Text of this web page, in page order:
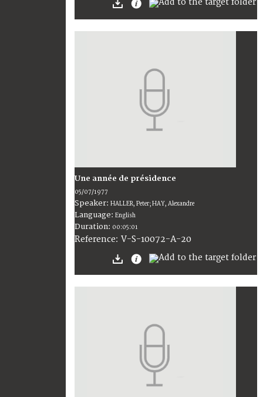
Une année de présidence
05/07/1977
Speaker: HALLER, Peter; HAY, Alexandre
Language: English
Duration: 00:05:01
Reference: V-S-10072-A-20